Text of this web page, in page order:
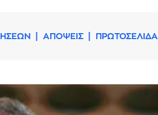
ΑΠΟΨΕΙΣ ΠΡΩΤΟΣΕΛΙΔΑ